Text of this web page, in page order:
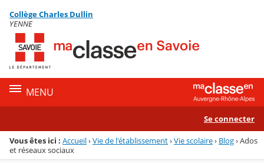
Menu de la rubrique
Contenu
Collège Charles Dullin
YENNE
MENU
Se connecter
Vous êtes ici : Accueil›Vie de l'établissement›Vie scolaire› Blog›Ados
et réseaux sociaux